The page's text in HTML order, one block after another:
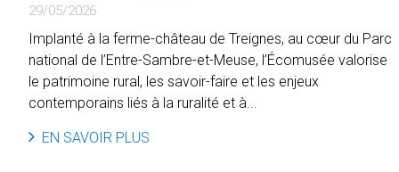
29/05/2026
Implanté à la ferme-château de Treignes, au cœur du Parc
national de l’Entre-Sambre-et-Meuse, l’Écomusée valorise
le patrimoine rural, les savoir-faire et les enjeux
contemporains liés à la ruralité et à...
EN SAVOIR PLUS